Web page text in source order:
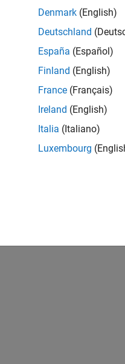
Denmark (English)
Deutschland
España (Español)
Finland (English)
France (Français)
Ireland (English)
Italia (Italiano)
Luxembourg